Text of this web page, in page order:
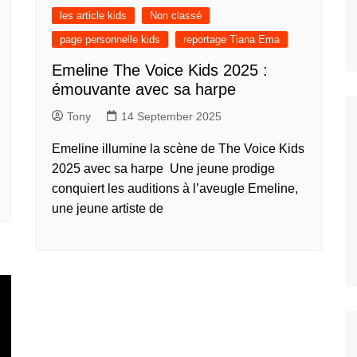
jeunes
jeunes
jeunes
)
jeunes
jeunes
les article kids
Non classé
page personnelle kids
reportage Tiana Ema
Emeline The Voice Kids 2025 :
émouvante avec sa harpe
Tony 14 September 2025
Emeline illumine la scène de The Voice Kids
2025 avec sa harpe Une jeune prodige
conquiert les auditions à l’aveugle Emeline,
une jeune artiste de